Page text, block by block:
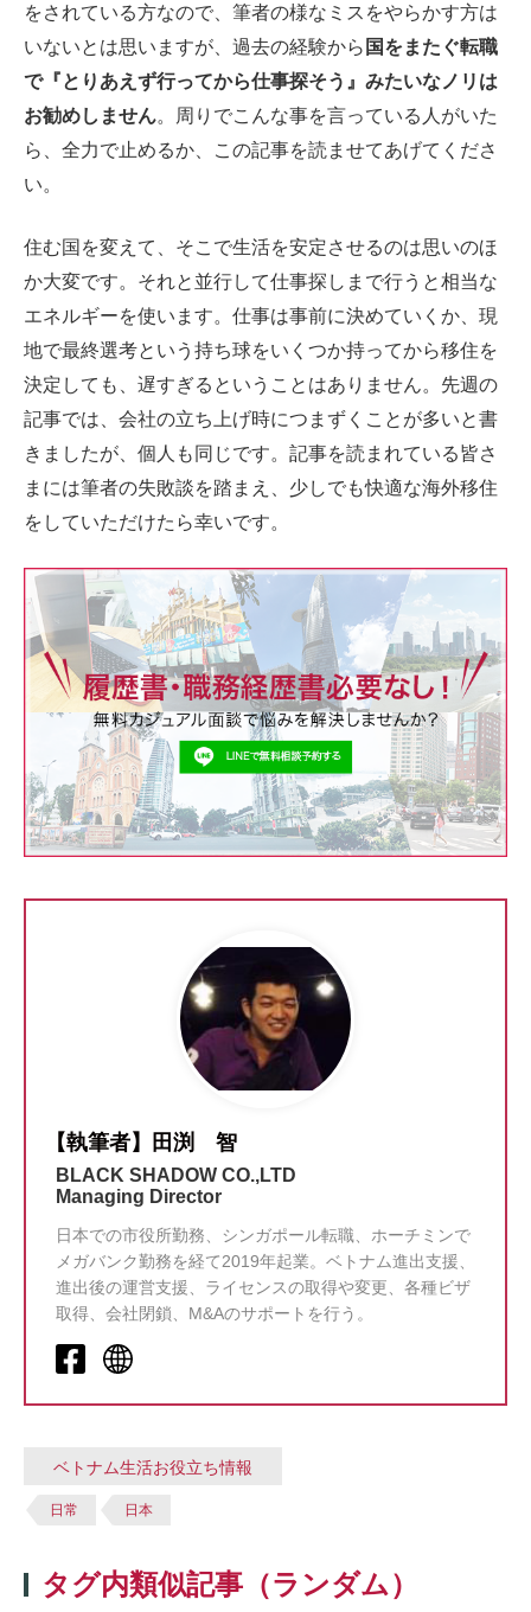
をされている方なので、筆者の様なミスをやらかす方は
いないとは思いますが、過去の経験から 国をまたぐ転職
で『とりあえず行ってから仕事探そう』みたいなノリは
お勧めしません。周りでこんな事を言っている人がいた
ら、全力で止めるか、この記事を読ませてあげてくださ
い。
住む国を変えて、そこで生活を安定させるのは思いのほ
か大変です。それと並行して仕事探しまで行うと相当な
エネルギーを使います。仕事は事前に決めていくか、現
地で最終選考という持ち球をいくつか持ってから移住を
決定しても、遅すぎるということはありません。先週の
記事では、会社の立ち上げ時につまずくことが多いと書
きましたが、個人も同じです。記事を読まれている皆さ
まには筆者の失敗談を踏まえ、少しでも快適な海外移住
をしていただけたら幸いです。
【執筆者】田渕 智
BLACK SHADOW CO.,LTD
Managing Director
日本での市役所勤務、シンガポール転職、ホーチミンで
メガバンク勤務を経て2019年起業。ベトナム進出支援、
進出後の運営支援、ライセンスの取得や変更、各種ビザ
取得、会社閉鎖、M&Aのサポートを行う。
ベトナム生活お役立ち情報
日常 日本
タグ内類似記事（ランダム）